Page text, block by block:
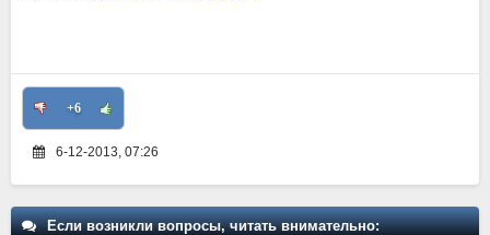
+6
6-12-2013, 07:26
Если возникли вопросы, читать внимательно: